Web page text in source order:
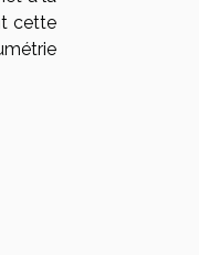
cette